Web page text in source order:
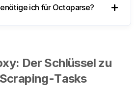
ich für Octoparse?
Der Schlüssel zu
Tasks